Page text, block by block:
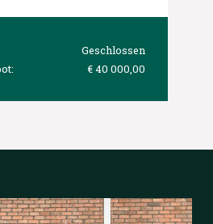
Geschlossen
€ 40 000,00